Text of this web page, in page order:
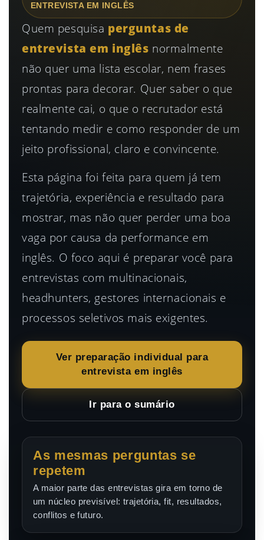
ENTREVISTA EM INGLÊS
Quem pesquisa perguntas de
entrevista em inglês normalmente
não quer uma lista escolar, nem frases
prontas para decorar. Quer saber o que
realmente cai, o que o recrutador está
tentando medir e como responder de um
jeito profissional, claro e convincente.
Esta página foi feita para quem já tem
trajetória, experiência e resultado para
mostrar, mas não quer perder uma boa
vaga por causa da performance em
inglês. O foco aqui é preparar você para
entrevistas com multinacionais,
headhunters, gestores internacionais e
processos seletivos mais exigentes.
Ver preparação individual para
entrevista em inglês
Ir para o sumário
As mesmas perguntas se
repetem
A maior parte das entrevistas gira em torno de
um núcleo previsível: trajetória, fit, resultados,
conflitos e futuro.